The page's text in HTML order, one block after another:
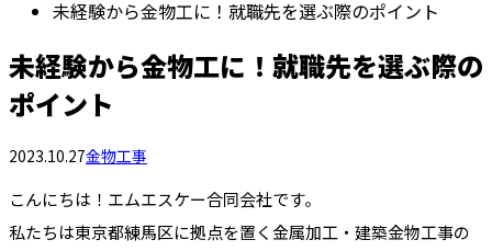
未経験から金物工に！就職先を選ぶ際のポイント
未経験から金物工に！就職先を選ぶ際の
ポイント
2023.10.27金物工事
こんにちは！エムエスケー合同会社です。
私たちは東京都練馬区に拠点を置く金属加工・建築金物工事の